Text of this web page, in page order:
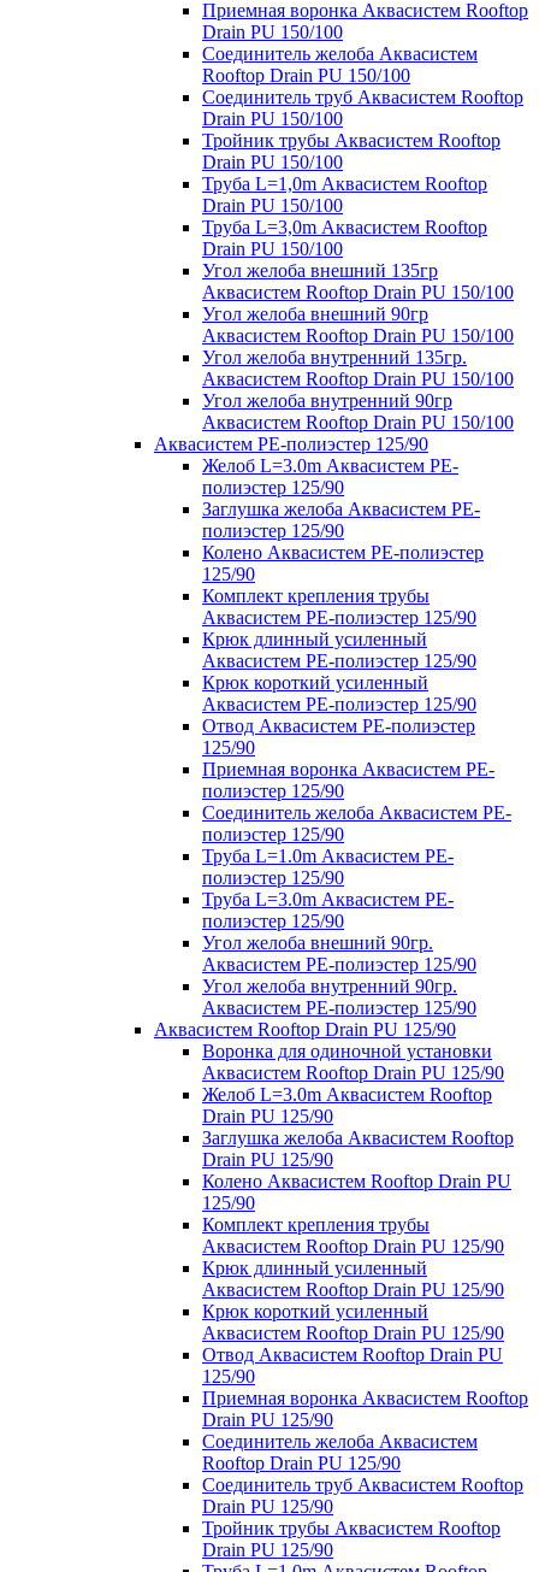
Приемная воронка Аквасистем Rooftop
Drain PU 150/100
Соединитель желоба Аквасистем
Rooftop Drain PU 150/100
Соединитель труб Аквасистем Rooftop
Drain PU 150/100
Тройник трубы Аквасистем Rooftop
Drain PU 150/100
Труба L=1,0m Аквасистем Rooftop
Drain PU 150/100
Труба L=3,0m Аквасистем Rooftop
Drain PU 150/100
Угол желоба внешний 135гр
Аквасистем Rooftop Drain PU 150/100
Угол желоба внешний 90гр
Аквасистем Rooftop Drain PU 150/100
Угол желоба внутренний 135гр.
Аквасистем Rooftop Drain PU 150/100
Угол желоба внутренний 90гр
Аквасистем Rooftop Drain PU 150/100
Аквасистем PE-полиэстер 125/90
Желоб L=3.0m Аквасистем PE-
полиэстер 125/90
Заглушка желоба Аквасистем PE-
полиэстер 125/90
Колено Аквасистем PE-полиэстер
125/90
Комплект крепления трубы
Аквасистем PE-полиэстер 125/90
Крюк длинный усиленный
Аквасистем PE-полиэстер 125/90
Крюк короткий усиленный
Аквасистем PE-полиэстер 125/90
Отвод Аквасистем РЕ-полиэстер
125/90
Приемная воронка Аквасистем PE-
полиэстер 125/90
Соединитель желоба Аквасистем PE-
полиэстер 125/90
Труба L=1.0m Аквасистем PE-
полиэстер 125/90
Труба L=3.0m Аквасистем PE-
полиэстер 125/90
Угол желоба внешний 90гр.
Аквасистем PE-полиэстер 125/90
Угол желоба внутренний 90гр.
Аквасистем PE-полиэстер 125/90
Аквасистем Rooftop Drain PU 125/90
Воронка для одиночной установки
Аквасистем Rooftop Drain PU 125/90
Желоб L=3.0m Аквасистем Rooftop
Drain PU 125/90
Заглушка желоба Аквасистем Rooftop
Drain PU 125/90
Колено Аквасистем Rooftop Drain PU
125/90
Комплект крепления трубы
Аквасистем Rooftop Drain PU 125/90
Крюк длинный усиленный
Аквасистем Rooftop Drain PU 125/90
Крюк короткий усиленный
Аквасистем Rooftop Drain PU 125/90
Отвод Аквасистем Rooftop Drain PU
125/90
Приемная воронка Аквасистем Rooftop
Drain PU 125/90
Соединитель желоба Аквасистем
Rooftop Drain PU 125/90
Соединитель труб Аквасистем Rooftop
Drain PU 125/90
Тройник трубы Аквасистем Rooftop
Drain PU 125/90